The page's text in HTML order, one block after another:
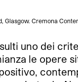
Glasgow. Cremona
uno dei
le opere